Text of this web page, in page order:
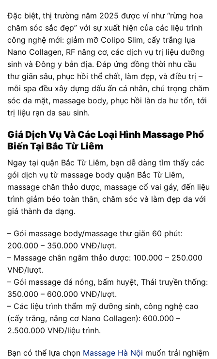
Đặc biệt, thị trường năm 2025 được ví như “rừng hoa
chăm sóc sắc đẹp” với sự xuất hiện của các liệu trình
công nghệ mới: giảm mỡ Colipo Slim, cấy trắng lụa
Nano Collagen, RF nâng cơ, các dịch vụ trị liệu dưỡng
sinh và Đông y bản địa. Đáp ứng đồng thời nhu cầu
thư giãn sâu, phục hồi thể chất, làm đẹp, và điều trị –
mỗi spa đều xây dựng dấu ấn cá nhân, chú trọng chăm
sóc da mặt, massage body, phục hồi làn da hư tổn, tới
trị liệu rạn da sau sinh.
Giá Dịch Vụ Và Các Loại Hình Massage Phổ
Biến Tại Bắc Từ Liêm
Ngay tại quận Bắc Từ Liêm, bạn dễ dàng tìm thấy các
gói dịch vụ từ massage body quận Bắc Từ Liêm,
massage chân thảo dược, massage cổ vai gáy, đến liệu
trình giảm béo toàn thân, chăm sóc và làm đẹp da với
giá thành đa dạng.
– Gói massage body/massage thư giãn 60 phút:
200.000 – 350.000 VNĐ/lượt.
– Massage chân ngâm thảo dược: 100.000 – 250.000
VNĐ/lượt.
– Gói massage đá nóng, bấm huyệt, Thái truyền thống:
350.000 – 600.000 VNĐ/lượt.
– Các liệu trình thẩm mỹ dưỡng sinh, công nghệ cao
(cấy trắng, nâng cơ Nano Collagen): 600.000 –
2.500.000 VNĐ/liệu trình.
Bạn có thể lựa chọn Massage Hà Nội muốn trải nghiệm